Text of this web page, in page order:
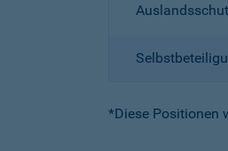
*Diese Positionen